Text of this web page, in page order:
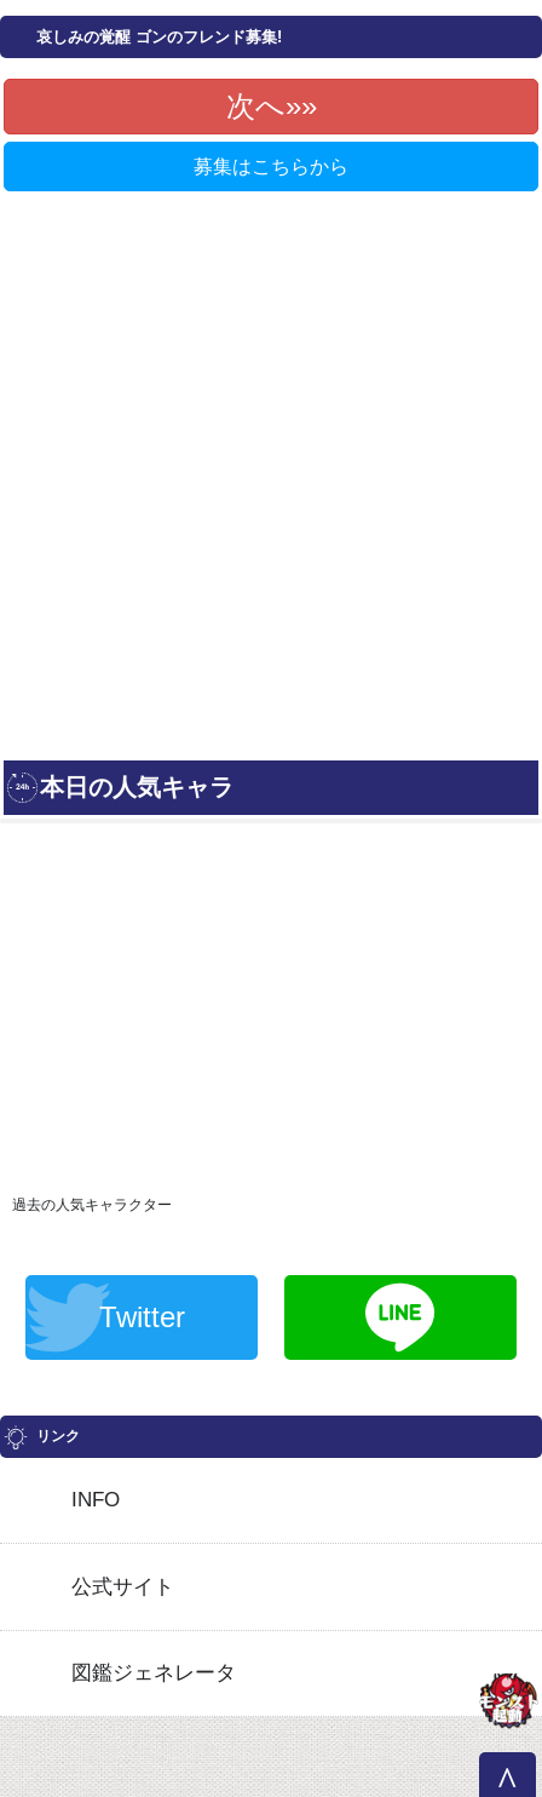
哀しみの覚醒 ゴンのフレンド募集!
次へ»
募集はこちらから
過去の人気キャラクター
Twitter
リンク
INFO
公式サイト
図鑑ジェネレータ